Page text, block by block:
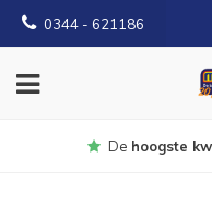
0344 - 621186
Gratis